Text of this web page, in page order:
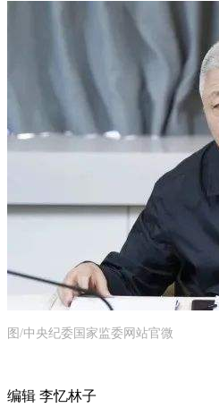
图/中央纪委国家监委网站官微
编辑 李忆林子